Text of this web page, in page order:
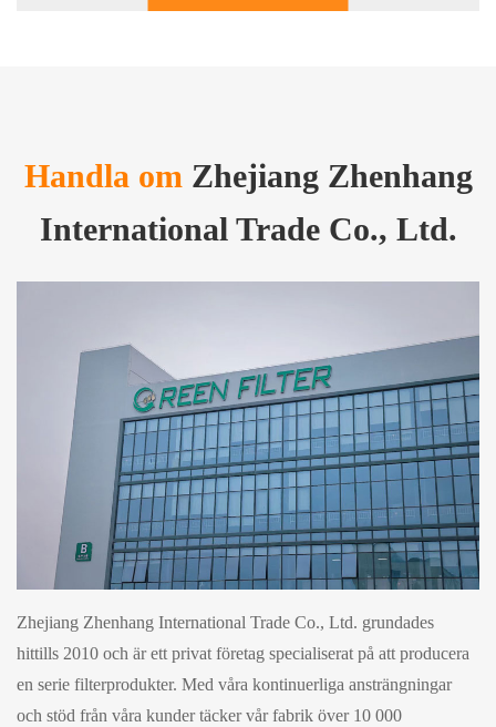
Handla om Zhejiang Zhenhang
International Trade Co., Ltd.
Zhejiang Zhenhang International Trade Co., Ltd. grundades
hittills 2010 och är ett privat företag specialiserat på att producera
en serie filterprodukter. Med våra kontinuerliga ansträngningar
och stöd från våra kunder täcker vår fabrik över 10 000